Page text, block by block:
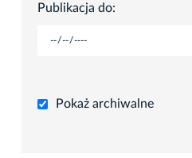
Publikacja do:
Pokaż archiwalne